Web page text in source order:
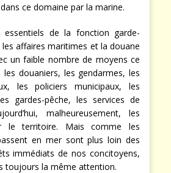
ce domaine par la marine.
essentiels de la fonction garde-
affaires maritimes et la douane
un faible nombre de moyens ce
douaniers, les gendarmes, les
les policiers municipaux, les
gardes-pêche, les services de
malheureusement, les
le territoire. Mais comme les
en mer sont plus loin des
immédiats de nos concitoyens,
toujours la même attention.